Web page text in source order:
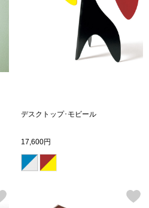
シューズ
スリップオン
デスクトップ･モビール
17,600円